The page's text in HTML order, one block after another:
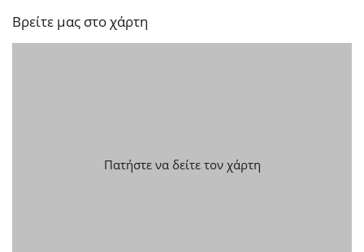
Βρείτε μας στο χάρτη
Πατήστε να δείτε τον χάρτη